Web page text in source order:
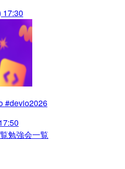
17:30
#devio2026
勉強会一覧